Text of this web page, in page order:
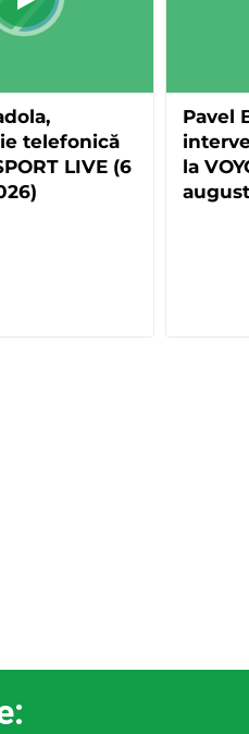
telefonică
LIVE (6
Pavel
la